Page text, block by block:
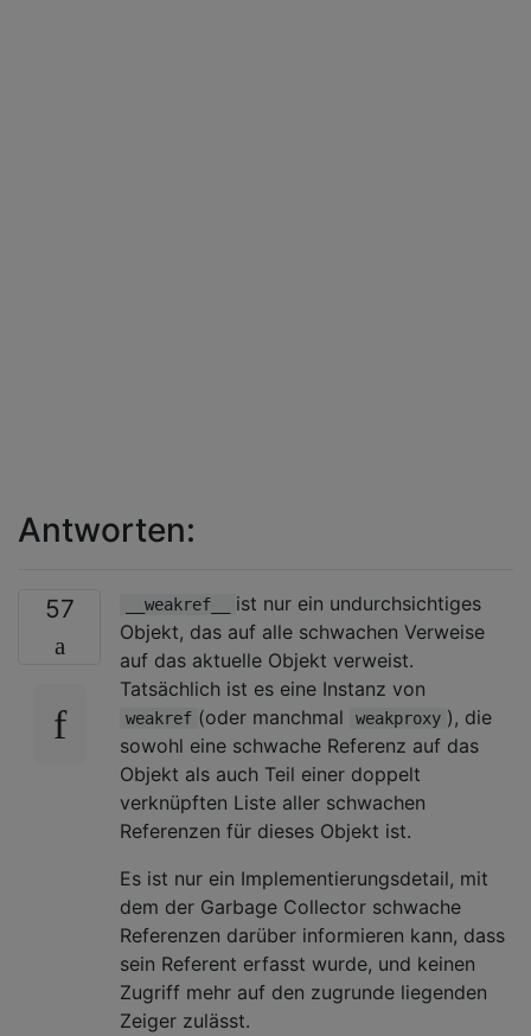
Antworten:
57 __weakref__
ist nur ein undurchsichtiges
Objekt, das auf alle schwachen Verweise
auf das aktuelle Objekt verweist.
Tatsächlich ist es eine Instanz von
weakref (oder manchmal weakproxy ), die
sowohl eine schwache Referenz auf das
Objekt als auch Teil einer doppelt
verknüpften Liste aller schwachen
Referenzen für dieses Objekt ist.
Es ist nur ein Implementierungsdetail, mit
dem der Garbage Collector schwache
Referenzen darüber informieren kann, dass
sein Referent erfasst wurde, und keinen
Zugriff mehr auf den zugrunde liegenden
Zeiger zulässt.